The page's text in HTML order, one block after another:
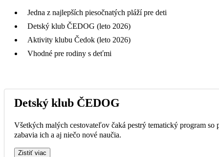
Jedna z najlepších piesočnatých pláží pre deti
Detský klub ČEDOG (leto 2026)
Aktivity klubu Čedok (leto 2026)
Vhodné pre rodiny s deťmi
Detský klub ČEDOG
Všetkých malých cestovateľov čaká pestrý tematický program
zabavia ich a aj niečo nové naučia.
Zistiť viac